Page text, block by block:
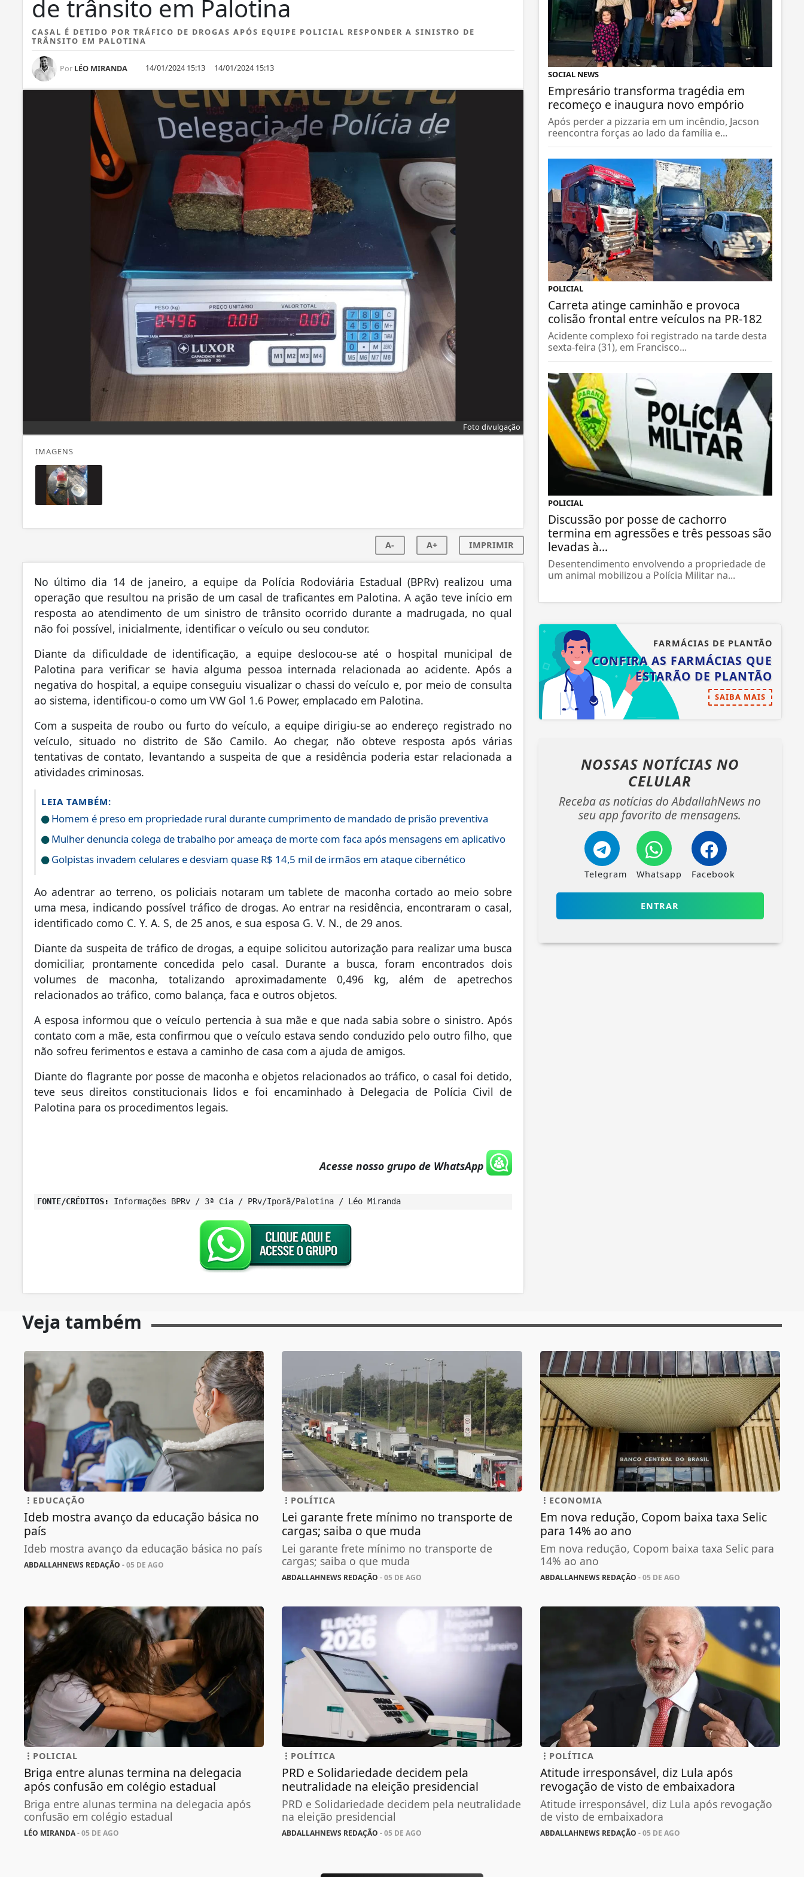
de trânsito em Palotina
CASAL É DETIDO POR TRÁFICO DE DROGAS APÓS EQUIPE POLICIAL RESPONDER A SINISTRO DE
TRÂNSITO EM PALOTINA
Por LÉO MIRANDA 14/01/2024 15:13 14/01/2024 15:13
Foto divulgação
IMAGENS
A- A+ IMPRIMIR
No último dia 14 de janeiro, a equipe da Polícia Rodoviária Estadual (BPRv) realizou uma
operação que resultou na prisão de um casal de traficantes em Palotina. A ação teve início em
resposta ao atendimento de um sinistro de trânsito ocorrido durante a madrugada, no qual
não foi possível, inicialmente, identificar o veículo ou seu condutor.
Diante da dificuldade de identificação, a equipe deslocou-se até o hospital municipal de
Palotina para verificar se havia alguma pessoa internada relacionada ao acidente. Após a
negativa do hospital, a equipe conseguiu visualizar o chassi do veículo e, por meio de consulta
ao sistema, identificou-o como um VW Gol 1.6 Power, emplacado em Palotina.
Com a suspeita de roubo ou furto do veículo, a equipe dirigiu-se ao endereço registrado no
veículo, situado no distrito de São Camilo. Ao chegar, não obteve resposta após várias
tentativas de contato, levantando a suspeita de que a residência poderia estar relacionada a
atividades criminosas.
LEIA TAMBÉM:
Homem é preso em propriedade rural durante cumprimento de mandado de prisão preventiva
Mulher denuncia colega de trabalho por ameaça de morte com faca após mensagens em aplicativo
Golpistas invadem celulares e desviam quase R$ 14,5 mil de irmãos em ataque cibernético
Ao adentrar ao terreno, os policiais notaram um tablete de maconha cortado ao meio sobre
uma mesa, indicando possível tráfico de drogas. Ao entrar na residência, encontraram o casal,
identificado como C. Y. A. S, de 25 anos, e sua esposa G. V. N., de 29 anos.
Diante da suspeita de tráfico de drogas, a equipe solicitou autorização para realizar uma busca
domiciliar, prontamente concedida pelo casal. Durante a busca, foram encontrados dois
volumes de maconha, totalizando aproximadamente 0,496 kg, além de apetrechos
relacionados ao tráfico, como balança, faca e outros objetos.
A esposa informou que o veículo pertencia à sua mãe e que nada sabia sobre o sinistro. Após
contato com a mãe, esta confirmou que o veículo estava sendo conduzido pelo outro filho, que
não sofreu ferimentos e estava a caminho de casa com a ajuda de amigos.
Diante do flagrante por posse de maconha e objetos relacionados ao tráfico, o casal foi detido,
teve seus direitos constitucionais lidos e foi encaminhado à Delegacia de Polícia Civil de
Palotina para os procedimentos legais.
Acesse nosso grupo de WhatsApp
FONTE/CRÉDITOS: Informações BPRv / 3ª Cia / PRv/Iporã/Palotina / Léo Miranda
SOCIAL NEWS
Empresário transforma tragédia em
recomeço e inaugura novo empório
Após perder a pizzaria em um incêndio, Jacson
reencontra forças ao lado da família e...
POLICIAL
Carreta atinge caminhão e provoca
colisão frontal entre veículos na PR-182
Acidente complexo foi registrado na tarde desta
sexta-feira (31), em Francisco...
POLICIAL
Discussão por posse de cachorro
termina em agressões e três pessoas são
levadas à...
Desentendimento envolvendo a propriedade de
um animal mobilizou a Polícia Militar na...
FARMÁCIAS DE PLANTÃO
CONFIRA AS FARMÁCIAS QUE
ESTARÃO DE PLANTÃO
SAIBA MAIS
NOSSAS NOTÍCIAS NO
CELULAR
Receba as notícias do AbdallahNews no
seu app favorito de mensagens.
Telegram Whatsapp Facebook
ENTRAR
Veja também
EDUCAÇÃO
Ideb mostra avanço da educação básica no
país
Ideb mostra avanço da educação básica no país
ABDALLAHNEWS REDAÇÃO - 05 DE AGO
POLÍTICA
Lei garante frete mínimo no transporte de
cargas; saiba o que muda
Lei garante frete mínimo no transporte de
cargas; saiba o que muda
ABDALLAHNEWS REDAÇÃO - 05 DE AGO
ECONOMIA
Em nova redução, Copom baixa taxa Selic
para 14% ao ano
Em nova redução, Copom baixa taxa Selic para
14% ao ano
ABDALLAHNEWS REDAÇÃO - 05 DE AGO
POLICIAL
Briga entre alunas termina na delegacia
após confusão em colégio estadual
Briga entre alunas termina na delegacia após
confusão em colégio estadual
LÉO MIRANDA- 05 DE AGO
POLÍTICA
PRD e Solidariedade decidem pela
neutralidade na eleição presidencial
PRD e Solidariedade decidem pela neutralidade
na eleição presidencial
ABDALLAHNEWS REDAÇÃO - 05 DE AGO
POLÍTICA
Atitude irresponsável, diz Lula após
revogação de visto de embaixadora
Atitude irresponsável, diz Lula após revogação
de visto de embaixadora
ABDALLAHNEWS REDAÇÃO - 05 DE AGO